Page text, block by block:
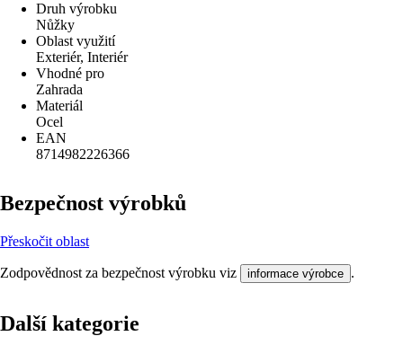
Druh výrobku
Nůžky
Oblast využití
Exteriér, Interiér
Vhodné pro
Zahrada
Materiál
Ocel
EAN
8714982226366
Bezpečnost výrobků
Přeskočit oblast
Zodpovědnost za bezpečnost výrobku viz informace výrobce .
Další kategorie